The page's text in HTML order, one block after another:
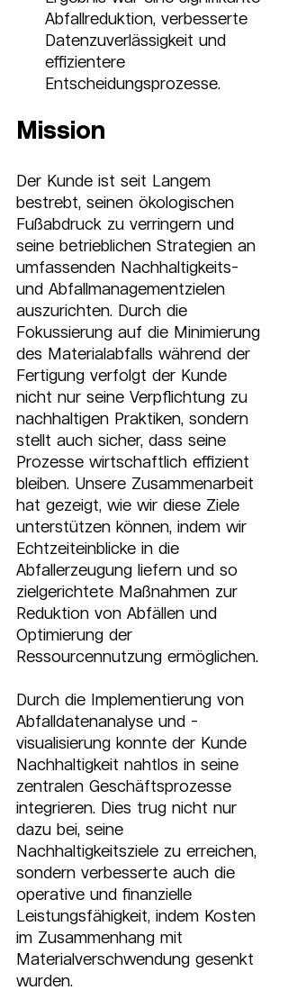
Abfallreduktion, verbesserte
Datenzuverlässigkeit und
effizientere
Entscheidungsprozesse.
Mission
Der Kunde ist seit Langem
bestrebt, seinen ökologischen
Fußabdruck zu verringern und
seine betrieblichen Strategien an
umfassenden Nachhaltigkeits-
und Abfallmanagementzielen
auszurichten. Durch die
Fokussierung auf die Minimierung
des Materialabfalls während der
Fertigung verfolgt der Kunde
nicht nur seine Verpflichtung zu
nachhaltigen Praktiken, sondern
stellt auch sicher, dass seine
Prozesse wirtschaftlich effizient
bleiben. Unsere Zusammenarbeit
hat gezeigt, wie wir diese Ziele
unterstützen können, indem wir
Echtzeiteinblicke in die
Abfallerzeugung liefern und so
zielgerichtete Maßnahmen zur
Reduktion von Abfällen und
Optimierung der
Ressourcennutzung ermöglichen.
Durch die Implementierung von
Abfalldatenanalyse und -
visualisierung konnte der Kunde
Nachhaltigkeit nahtlos in seine
zentralen Geschäftsprozesse
integrieren. Dies trug nicht nur
dazu bei, seine
Nachhaltigkeitsziele zu erreichen,
sondern verbesserte auch die
operative und finanzielle
Leistungsfähigkeit, indem Kosten
im Zusammenhang mit
Materialverschwendung gesenkt
wurden.